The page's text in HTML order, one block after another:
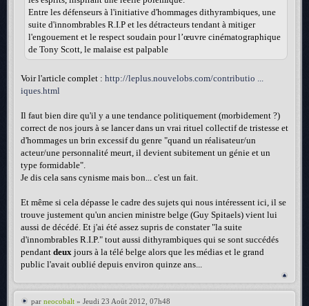
Entre les défenseurs à l'initiative d'hommages dithyrambiques, une
suite d'innombrables R.I.P et les détracteurs tendant à mitiger
l'engouement et le respect soudain pour l’œuvre cinématographique
de Tony Scott, le malaise est palpable
Voir l'article complet : http://leplus.nouvelobs.com/contributio ...
iques.html
Il faut bien dire qu'il y a une tendance politiquement (morbidement ?)
correct de nos jours à se lancer dans un vrai rituel collectif de tristesse et
d'hommages un brin excessif du genre "quand un réalisateur/un
acteur/une personnalité meurt, il devient subitement un génie et un
type formidable".
Je dis cela sans cynisme mais bon... c'est un fait.
Et même si cela dépasse le cadre des sujets qui nous intéressent ici, il se
trouve justement qu'un ancien ministre belge (Guy Spitaels) vient lui
aussi de décédé. Et j'ai été assez supris de constater "la suite
d'innombrables R.I.P." tout aussi dithyrambiques qui se sont succédés
pendant deux jours à la télé belge alors que les médias et le grand
public l'avait oublié depuis environ quinze ans...
par neocobalt » Jeudi 23 Août 2012, 07h48